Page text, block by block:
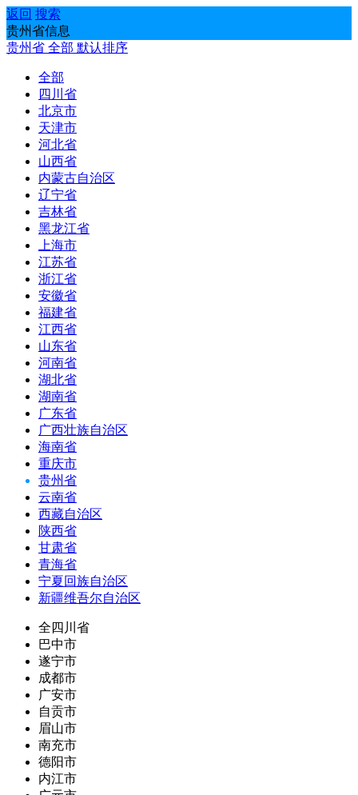
返回 搜索
贵州省信息
贵州省 全部 默认排序
全部
四川省
北京市
天津市
河北省
山西省
内蒙古自治区
辽宁省
吉林省
黑龙江省
上海市
江苏省
浙江省
安徽省
福建省
江西省
山东省
河南省
湖北省
湖南省
广东省
广西壮族自治区
海南省
重庆市
贵州省
云南省
西藏自治区
陕西省
甘肃省
青海省
宁夏回族自治区
新疆维吾尔自治区
全四川省
巴中市
遂宁市
成都市
广安市
自贡市
眉山市
南充市
德阳市
内江市